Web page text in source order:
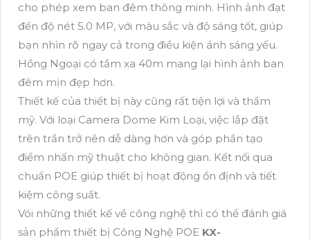
cho phép xem ban đêm thông minh. Hình ảnh đạt
đến độ nét 5.0 MP, với màu sắc và độ sáng tốt, giúp
bạn nhìn rõ ngay cả trong điều kiện ánh sáng yếu.
Hồng Ngoại có tầm xa 40m mang lại hình ảnh ban
đêm mịn đẹp hơn.
Thiết kế của thiết bị này cũng rất tiện lợi và thẩm
mỹ. Với loại Camera Dome Kim Loại, việc lắp đặt
trên trần trở nên dễ dàng hơn và góp phần tạo
điểm nhấn mỹ thuật cho không gian. Kết nối qua
chuẩn POE giúp thiết bị hoạt động ổn định và tiết
kiệm công suất.
Vói những thiết kế về công nghệ thì có thể đánh giá
sản phẩm thiết bị Công Nghệ POE KX-